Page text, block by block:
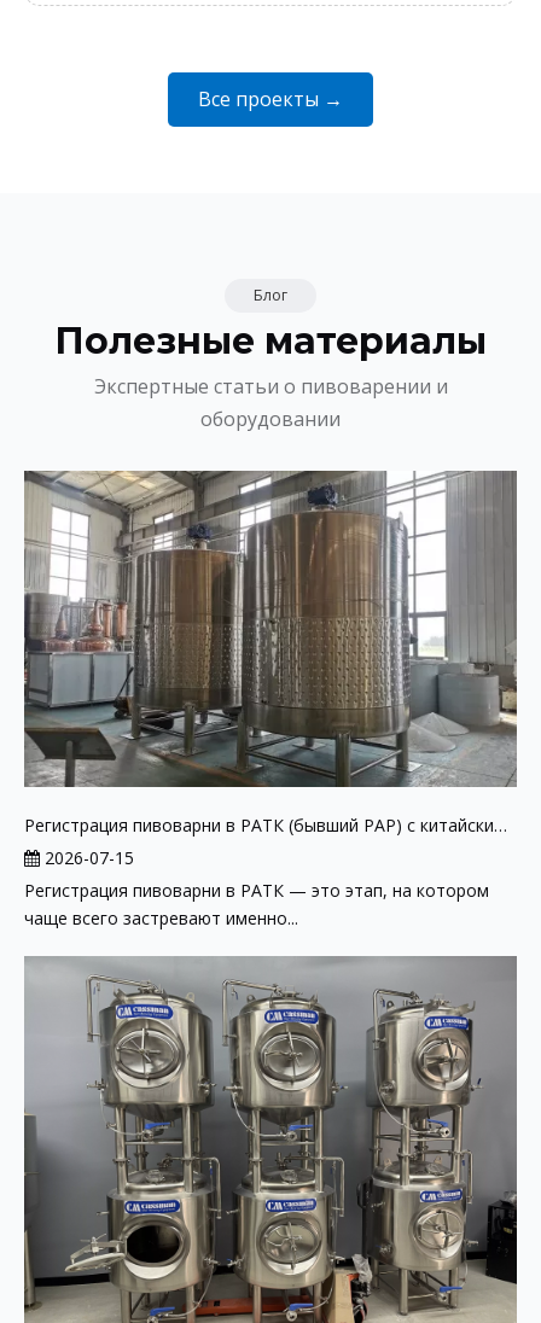
Все проекты →
Блог
Полезные материалы
Экспертные статьи о пивоварении и
оборудовании
Регистрация пивоварни в РАТК (бывший РАР) с китайским оборудованием: пошаговая инструкция 2026
2026-07-15
Регистрация пивоварни в РАТК — это этап, на котором
чаще всего застревают именно...